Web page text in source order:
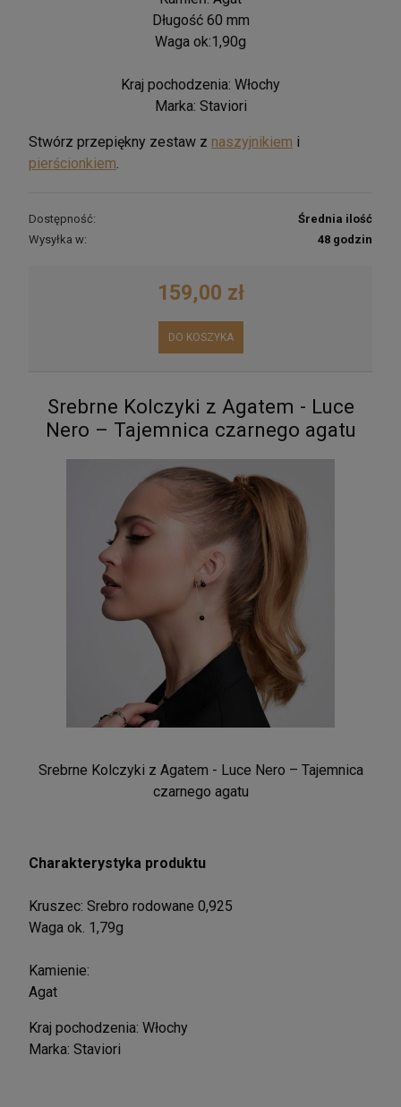
Długość 60 mm
Waga ok:1,90g
Kraj pochodzenia: Włochy
Marka: Staviori
Stwórz przepiękny zestaw z naszyjnikiem i
pierścionkiem
Dostępność:
Średnia ilość
Wysyłka w:
48 godzin
159,00 zł
DO KOSZYKA
Srebrne Kolczyki z Agatem - Luce
Nero – Tajemnica czarnego agatu
Srebrne Kolczyki z Agatem - Luce Nero – Tajemnica
czarnego agatu
Charakterystyka produktu
Kruszec: Srebro rodowane 0,925
Waga ok. 1,79g
Kamienie:
Agat
Kraj pochodzenia: Włochy
Marka: Staviori